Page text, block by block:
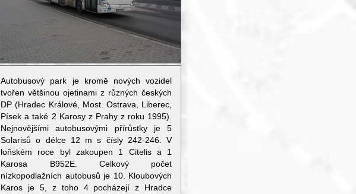
Autobusový park je kromě nových vozidel
tvořen většinou ojetinami z různých českých
DP (Hradec Králové, Most. Ostrava, Liberec,
Písek a také 2 Karosy z Prahy z roku 1995).
Nejnovějšími autobusovými přírůstky je 5
Solarisů o délce 12 m s čísly 242-246. V
loňském roce byl zakoupen 1 Citelis a 1
Karosa B952E. Celkový počet
nízkopodlažních autobusů je 10. Kloubových
Karos je 5, z toho 4 pocházejí z Hradce